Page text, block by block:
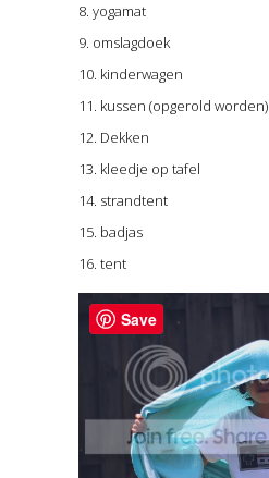
8. yogamat
9. omslagdoek
10. kinderwagen
11. kussen (opgerold worden)
12. Dekken
13. kleedje op tafel
14. strandtent
15. badjas
16. tent
Save